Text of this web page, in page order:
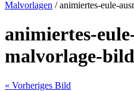
Malvorlagen / animiertes-eule-
animiertes-
malvorlage-
« Vorheriges Bild